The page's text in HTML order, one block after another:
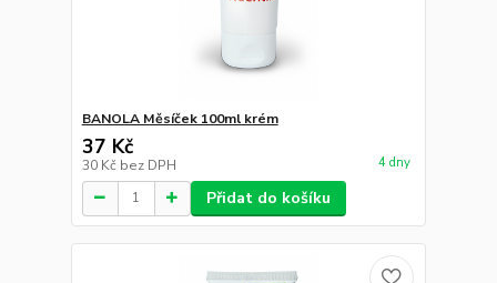
BANOLA Měsíček 100ml krém
37 Kč
30 Kč bez DPH 4 dny
Přidat do košíku